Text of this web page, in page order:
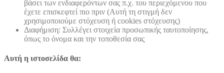
βάσει των ενδιαφερόντων σας π.χ. του περιεχόμενου που
έχετε επισκεφτεί πιο πριν (Αυτή τη στιγμή δεν
χρησιμοποιούμε στόχευση ή cookies στόχευσης)
Διαφήμιση: Συλλέγει στοιχεία προσωπικής ταυτοποίησης,
όπως το όνομα και την τοποθεσία σας
Αυτή η ιστοσελίδα θα: